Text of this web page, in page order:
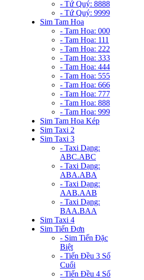
- Tứ Quý: 8888
- Tứ Quý: 9999
Sim Tam Hoa
- Tam Hoa: 000
- Tam Hoa: 111
- Tam Hoa: 222
- Tam Hoa: 333
- Tam Hoa: 444
- Tam Hoa: 555
- Tam Hoa: 666
- Tam Hoa: 777
- Tam Hoa: 888
- Tam Hoa: 999
Sim Tam Hoa Kép
Sim Taxi 2
Sim Taxi 3
- Taxi Dạng:
ABC.ABC
- Taxi Dạng:
ABA.ABA
- Taxi Dạng:
AAB.AAB
- Taxi Dạng:
BAA.BAA
Sim Taxi 4
Sim Tiến Đơn
- Sim Tiến Đặc
Biệt
- Tiến Đều 3 Số
Cuối
- Tiến Đều 4 Số